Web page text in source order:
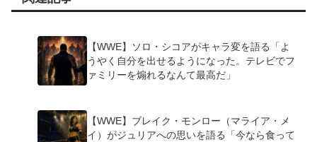
【WWE】ソロ・シコアがキャラ変を語る「よ
うやく自分を出せるようになった。テレビでフ
ァミリーを煽れるなんて最高だ」
【WWE】ブレイク・モンロー（マライア・メ
イ）がジュリアへの思いを語る「今なら食って